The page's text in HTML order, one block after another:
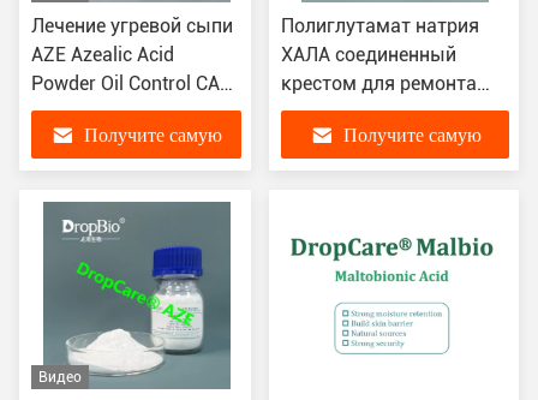
Лечение угревой сыпи
AZE Azealic Acid
Powder Oil Control CAS
123-99-9
Получите самую
Полиглутамат натрия
ХАЛА соединенный
крестом для ремонта
кожи Увлажняющий КАС
28829-38-1Получите самую
Видео